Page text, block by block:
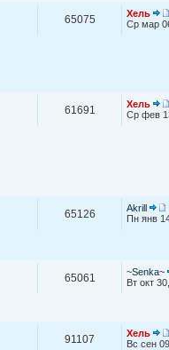
65075
Хель
Ср мар
61691
Хель
Ср фев
65126
Akrill
т
к
Пн янв
65061
~Senka~
Вт окт
91107
Хель
Вс сен